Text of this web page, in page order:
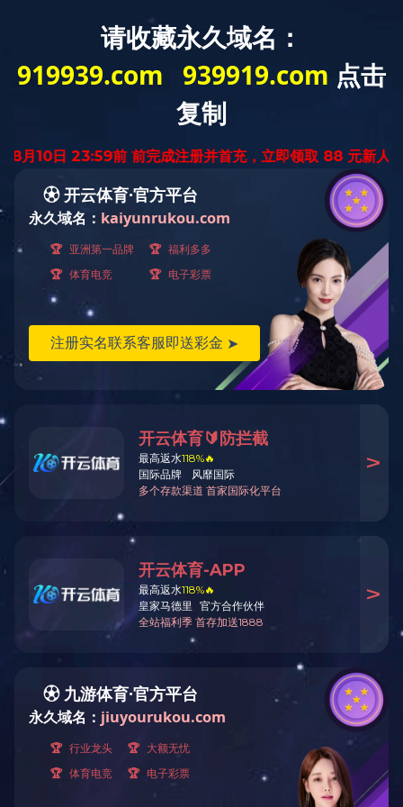
关于我们
当前位置： 关于我们››文化活动
工会搭台，企业喝彩｜长葛工会文艺巡演暖融新天地
上一条信息：冬至大如年 人间小团